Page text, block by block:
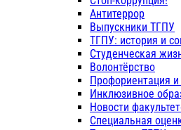
Антитеррор
Выпускники ТГПУ
ТГПУ: история и
Студенческая
Волонтёрство
Профориентация и
Инклюзивное
Новости
Специальная